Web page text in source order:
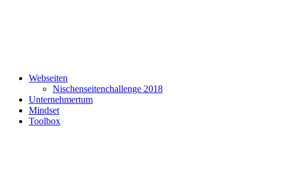
Webseiten
Nischenseitenchallenge 2018
Unternehmertum
Mindset
Toolbox